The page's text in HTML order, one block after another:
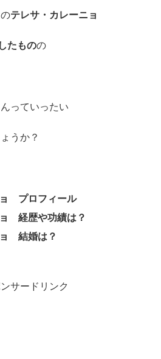
テレサ・カレーニョ
たものの
っていったい
うか？
プロフィール
経歴や功績は？
結婚は？
サードリンク